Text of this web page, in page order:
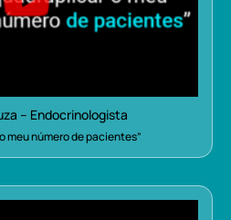
– Endocrinologista
meu número de pacientes”